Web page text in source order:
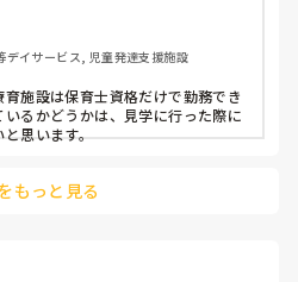
イサービス, 児童発達支援施設
施設は保育士資格だけで勤務でき
るかどうかは、見学に行った際に
思います。
もっと見る